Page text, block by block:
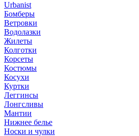
Urbanist
Бомберы
Ветровки
Водолазки
Жилеты
Колготки
Корсеты
Костюмы
Косухи
Куртки
Леггинсы
Лонгсливы
Мантии
Нижнее белье
Носки и чулки